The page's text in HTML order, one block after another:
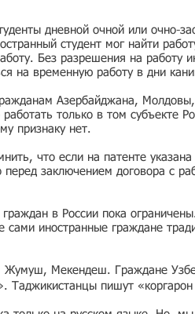
дневной очной или очно-
студент мог найти
Без разрешения на работу
на временную работу в дни
Азербайджана,
только в том субъекте
признаку нет.
что если на патенте
заключением договора с
в России пока
иностранные граждане
Мекендеш. Граждане
пишут